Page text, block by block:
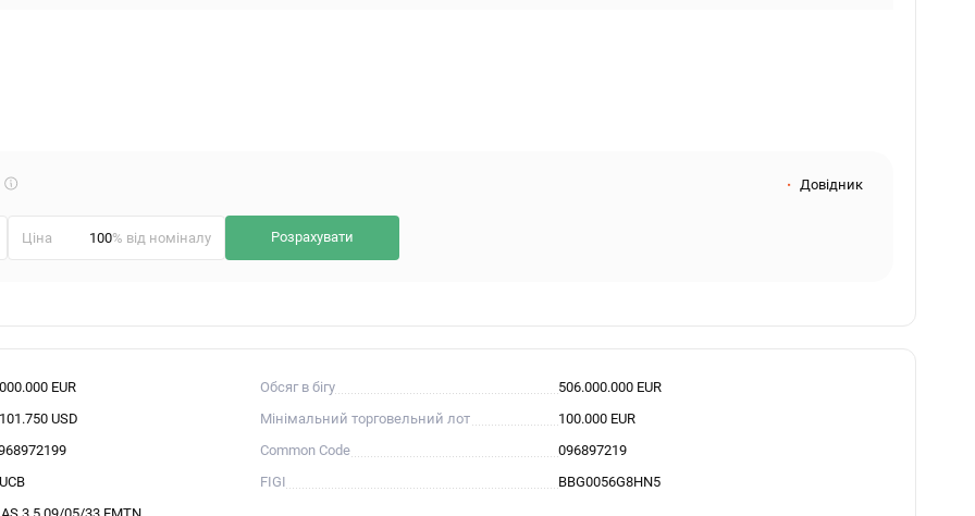
Що
Довідник
Ціна % від номіналу Розрахувати
EUR Обсяг в бігу
506.000.000 EUR
USD
Мінімальний торговельний лот
100.000 EUR
Common Code
096897219
FIGI
BBG0056G8HN5